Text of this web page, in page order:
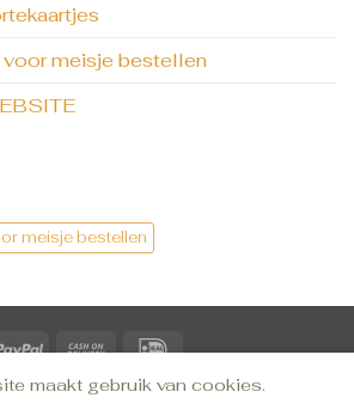
meisje bestellen
meisje bestellen
TROUWKAARTEN BESTELLEN
maakt gebruik van cookies.